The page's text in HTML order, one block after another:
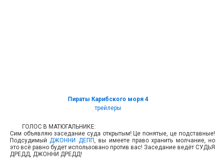
Пираты Карибского моря 4
трейлеры
ГОЛОС В МАТЮГАЛЬНИКЕ:
Сим объявляю заседание суда открытым! Це понятые, це подставные!
ПодсудимыйДЖОННИ ДЕПП, вы имеете право хранить молчание, но
это всё равно будет использовано против вас! Заседание ведёт СУДЬЯ
ДРЕДД, ДЖОННИ ДРЕДД!